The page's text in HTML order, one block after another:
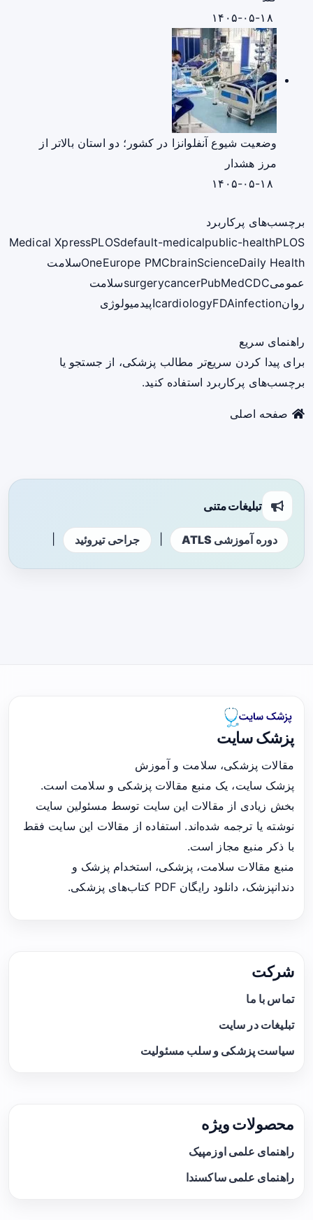
وضعیت شیوع آنفلوانزا در کشور؛ دو استان بالاتر از
مرز هشدار
برچسب‌های پرکاربرد
Medical XpressPLOSdefault-medicalpublic-healthPLOS
OneEurope PMCbrainScienceDaily Health
سلامت
عمومی
surgerycancerPubMedCDC
سلامت
روان
cardiologyFDAinfection اپیدمیولوژی
راهنمای سریع
برای پیدا کردن سریع‌تر مطالب پزشکی، از جستجو یا
برچسب‌های پرکاربرد استفاده کنید.
صفحه اصلی
تبلیغات متنی
دوره آموزشی ATLS جراحی تیروئید
پزشک سایت
مقالات پزشکی، سلامت و آموزش
پزشک سایت، یک منبع مقالات پزشکی و سلامت است.
بخش زیادی از مقالات این سایت توسط مسئولین سایت
نوشته یا ترجمه شده‌اند. استفاده از مقالات این سایت فقط
با ذکر منبع مجاز است.
منبع مقالات سلامت، پزشکی، استخدام پزشک و
دندانپزشک، دانلود رایگان PDF کتاب‌های پزشکی.
شرکت
تماس با ما
تبلیغات در سایت
سیاست پزشکی و سلب مسئولیت
محصولات ویژه
راهنمای علمی اوزمپیک
راهنمای علمی ساکسندا